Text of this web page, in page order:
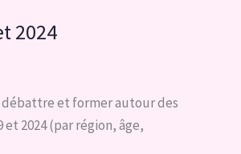
2024
débattre et former autour des
2024 (par région, âge,